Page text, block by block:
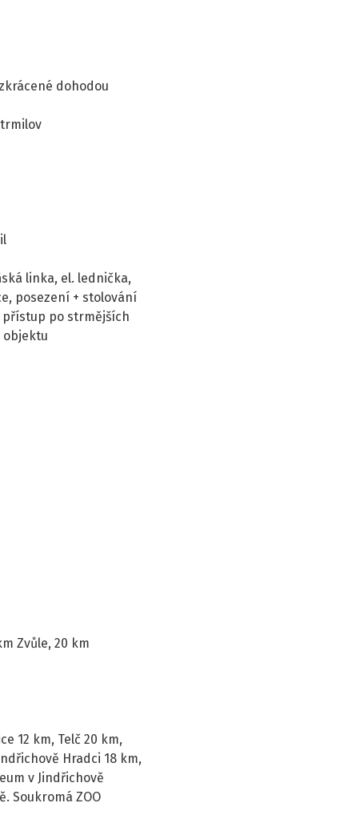
dohodou
linka, el. lednička,
posezení + stolování
přístup po strmějších
objektu
Zvůle, 20 km
12 km, Telč 20 km,
Hradci 18 km,
v Jindřichově
Soukromá ZOO